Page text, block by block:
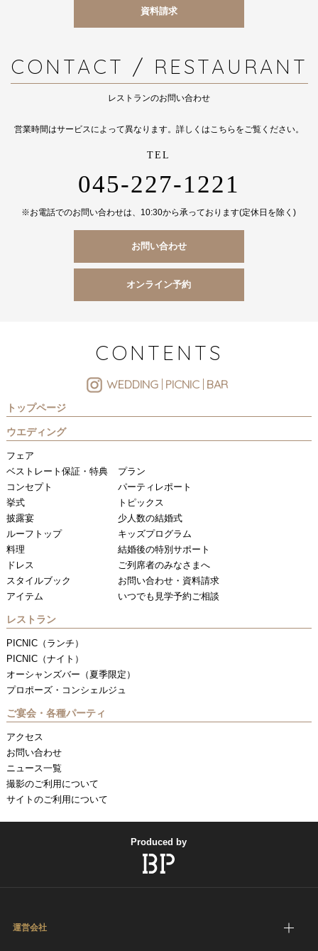
資料請求
CONTACT / RESTAURANT
レストランのお問い合わせ
営業時間はサービスによって異なります。詳しくは こちら をご覧ください。
045-227-1221
※お電話でのお問い合わせは、10:30から承っております(定休日を除く)
お問い合わせ
オンライン予約
CONTENTS
WEDDING PICNIC BAR
トップページ
ウエディング
フェア
ベストレート保証・特典
コンセプト
挙式
披露宴
ルーフトップ
料理
ドレス
スタイルブック
アイテム
プラン
パーティレポート
トピックス
少人数の結婚式
キッズプログラム
結婚後の特別サポート
ご列席者のみなさまへ
お問い合わせ・資料請求
いつでも見学予約ご相談
レストラン
PICNIC（ランチ）
PICNIC（ナイト）
オーシャンズバー（夏季限定）
プロポーズ・コンシェルジュ
ご宴会・各種パーティ
アクセス
お問い合わせ
ニュース一覧
撮影のご利用について
サイトのご利用について
Produced by
運営会社